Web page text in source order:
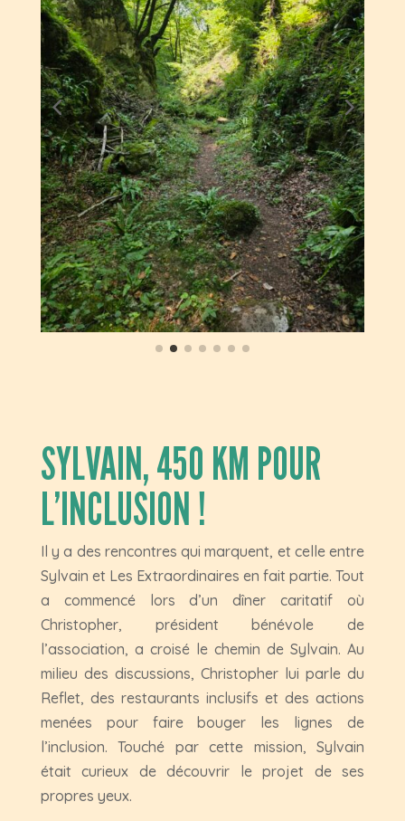
SYLVAIN, 450 KM POUR
L’INCLUSION !
Il y a des rencontres qui marquent, et celle entre
Sylvain et Les Extraordinaires en fait partie. Tout
a commencé lors d’un dîner caritatif où
Christopher, président bénévole de
l’association, a croisé le chemin de Sylvain. Au
milieu des discussions, Christopher lui parle du
Reflet, des restaurants inclusifs et des actions
menées pour faire bouger les lignes de
l’inclusion. Touché par cette mission, Sylvain
était curieux de découvrir le projet de ses
propres yeux.